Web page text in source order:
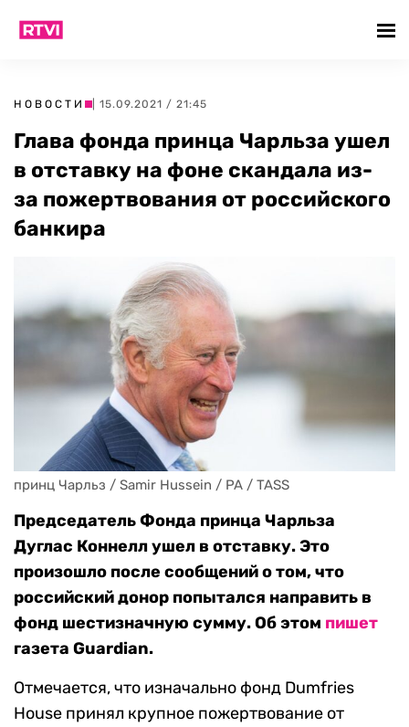
НОВОСТИ | 15.09.2021 / 21:45
Глава фонда принца Чарльза ушел
в отставку на фоне скандала из-
за пожертвования от российского
банкира
принц Чарльз / Samir Hussein / PA / TASS
Председатель Фонда принца Чарльза
Дуглас Коннелл ушел в отставку. Это
произошло после сообщений о том, что
российский донор попытался направить в
фонд шестизначную сумму. Об этом пишет
газета Guardian.
Отмечается, что изначально фонд Dumfries
House принял крупное пожертвование от